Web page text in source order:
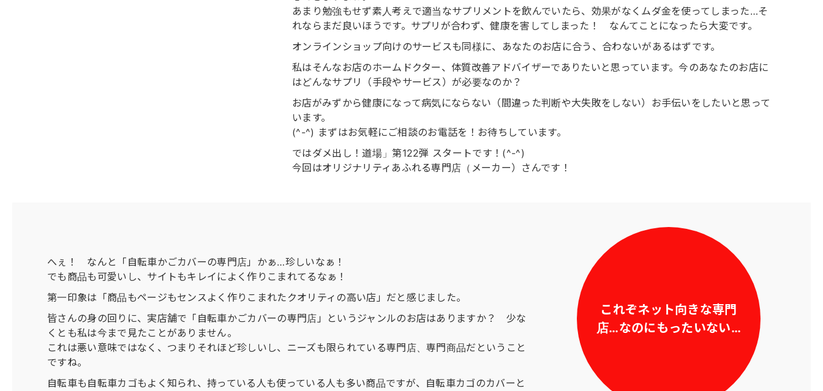
あまり勉強もせず素人考えで適当なサプリメントを飲んでいたら、効果がなくムダ金を使ってしまった…そ
れならまだ良いほうです。サプリが合わず、健康を害してしまった！ なんてことになったら大変です。
オンラインショップ向けのサービスも同様に、あなたのお店に合う、合わないがあるはずです。
私はそんなお店のホームドクター、体質改善アドバイザーでありたいと思っています。今のあなたのお店に
はどんなサプリ（手段やサービス）が必要なのか？
お店がみずから健康になって病気にならない（間違った判断や大失敗をしない）お手伝いをしたいと思って
います。
(^-^) まずはお気軽にご相談のお電話を！お待ちしています。
ではダメ出し！道場」第122弾 スタートです！(^-^)
今回はオリジナリティあふれる専門店（メーカー）さんです！
これぞネット向きな専門
店…なのにもったいない…
へぇ！ なんと「自転車かごカバーの専門店」かぁ…珍しいなぁ！
でも商品も可愛いし、サイトもキレイによく作りこまれてるなぁ！
第一印象は「商品もページもセンスよく作りこまれたクオリティの高い店」だと感じました。
皆さんの身の回りに、実店舗で「自転車かごカバーの専門店」というジャンルのお店はありますか？ 少な
くとも私は今まで見たことがありません。
これは悪い意味ではなく、つまりそれほど珍しいし、ニーズも限られている専門店、専門商品だということ
ですね。
自転車も自転車カゴもよく知られ、持っている人も使っている人も多い商品ですが、自転車カゴのカバーと